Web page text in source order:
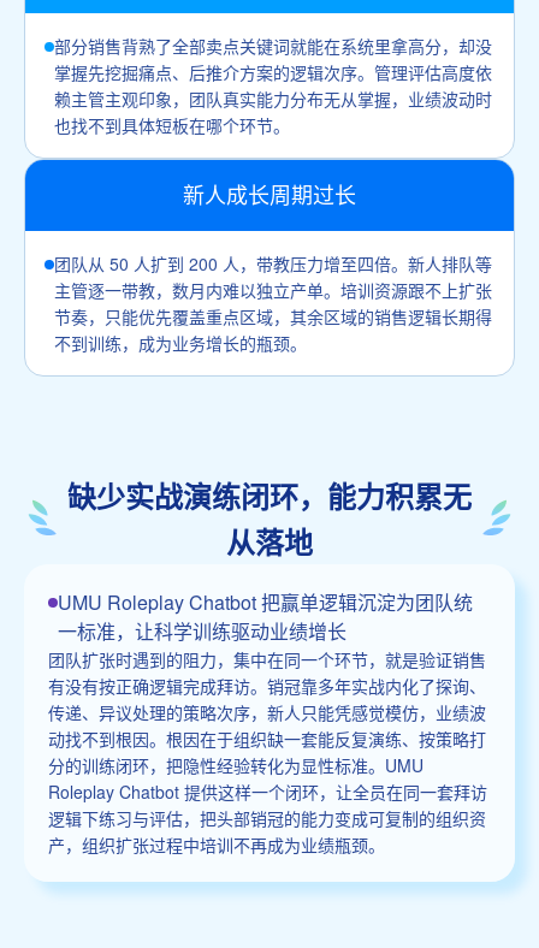
部分销售背熟了全部卖点关键词就能在系统里拿高分，却没
掌握先挖掘痛点、后推介方案的逻辑次序。管理评估高度依
赖主管主观印象，团队真实能力分布无从掌握，业绩波动时
也找不到具体短板在哪个环节。
新人成长周期过长
团队从 50 人扩到 200 人，带教压力增至四倍。新人排队等
主管逐一带教，数月内难以独立产单。培训资源跟不上扩张
节奏，只能优先覆盖重点区域，其余区域的销售逻辑长期得
不到训练，成为业务增长的瓶颈。
缺少实战演练闭环，能力积累无
从落地
UMU Roleplay Chatbot 把赢单逻辑沉淀为团队统
一标准，让科学训练驱动业绩增长
团队扩张时遇到的阻力，集中在同一个环节，就是验证销售
有没有按正确逻辑完成拜访。销冠靠多年实战内化了探询、
传递、异议处理的策略次序，新人只能凭感觉模仿，业绩波
动找不到根因。根因在于组织缺一套能反复演练、按策略打
分的训练闭环，把隐性经验转化为显性标准。UMU
Roleplay Chatbot 提供这样一个闭环，让全员在同一套拜访
逻辑下练习与评估，把头部销冠的能力变成可复制的组织资
产，组织扩张过程中培训不再成为业绩瓶颈。